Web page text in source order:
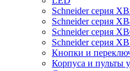
Schneider серия
Schneider серия
Schneider серия
Schneider серия
Кнопки и
Корпуса и пульты